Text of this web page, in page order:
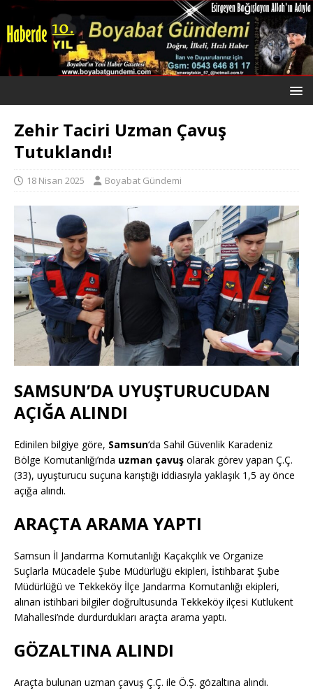
Zehir Taciri Uzman Çavuş
Tutuklandı!
18 Nisan 2025 Boyabat Gündemi
SAMSUN’DA UYUŞTURUCUDAN
AÇIĞA ALINDI
Edinilen bilgiye göre, Samsun‘da Sahil Güvenlik Karadeniz
Bölge Komutanlığı’nda uzman çavuş olarak görev yapan Ç.Ç.
(33), uyuşturucu suçuna karıştığı iddiasıyla yaklaşık 1,5 ay önce
açığa alındı.
ARAÇTA ARAMA YAPTI
Samsun İl Jandarma Komutanlığı Kaçakçılık ve Organize
Suçlarla Mücadele Şube Müdürlüğü ekipleri, İstihbarat Şube
Müdürlüğü ve Tekkeköy İlçe Jandarma Komutanlığı ekipleri,
alınan istihbari bilgiler doğrultusunda Tekkeköy ilçesi Kutlukent
Mahallesi’nde durdurdukları araçta arama yaptı.
GÖZALTINA ALINDI
Araçta bulunan uzman çavuş Ç.Ç. ile Ö.Ş. gözaltına alındı.